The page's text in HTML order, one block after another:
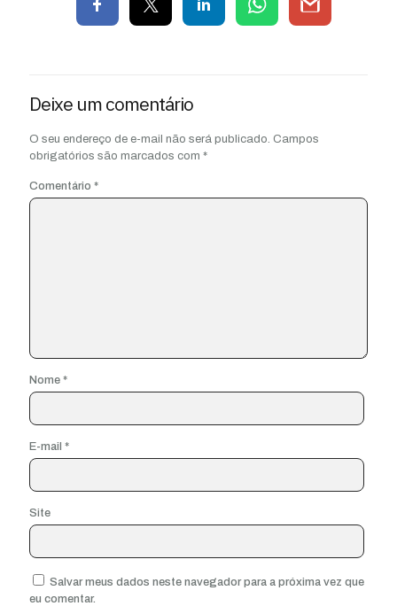
Deixe um comentário
O seu endereço de e-mail não será publicado. Campos
obrigatórios são marcados com *
Comentário *
Nome *
E-mail *
Site
Salvar meus dados neste navegador para a próxima vez que
eu comentar.